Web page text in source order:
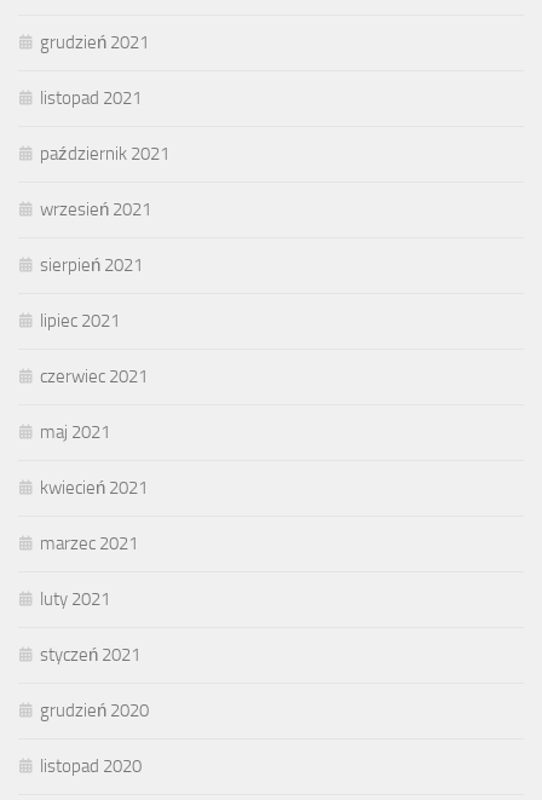
grudzień 2021
listopad 2021
październik 2021
wrzesień 2021
sierpień 2021
lipiec 2021
czerwiec 2021
maj 2021
kwiecień 2021
marzec 2021
luty 2021
styczeń 2021
grudzień 2020
listopad 2020